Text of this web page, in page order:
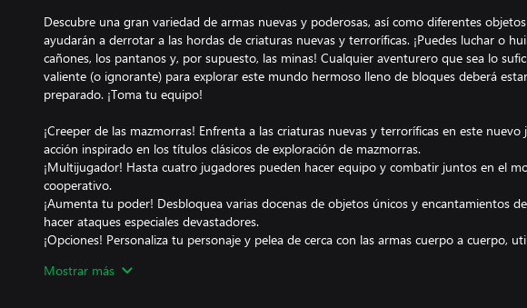
Descubre una gran variedad de armas nuevas y poderosas, así como diferentes
ayudarán a derrotar a las hordas de criaturas nuevas y terroríficas. ¡Puedes luchar o
cañones, los pantanos y, por supuesto, las minas! Cualquier aventurero que sea lo
valiente (o ignorante) para explorar este mundo hermoso lleno de bloques deberá
preparado. ¡Toma tu equipo!
¡Creeper de las mazmorras! Enfrenta a las criaturas nuevas y terroríficas en este nuevo
acción inspirado en los títulos clásicos de exploración de mazmorras.
¡Multijugador! Hasta cuatro jugadores pueden hacer equipo y combatir juntos en el
cooperativo.
¡Aumenta tu poder! Desbloquea varias docenas de objetos únicos y encantamientos
hacer ataques especiales devastadores.
¡Opciones! Personaliza tu personaje y pelea de cerca con las armas cuerpo a cuerpo,
¡Historia épica! ¡Explora los niveles llenos de tesoros en tu misión de derrotar al
Mostrar más